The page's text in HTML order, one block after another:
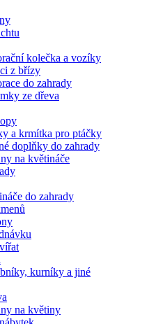
kolečka a vozíky
z břízy
do zahrady
ze dřeva
a krmítka pro ptáčky
doplňky do zahrady
na květináče
do zahrady
kurníky a jiné
na květiny